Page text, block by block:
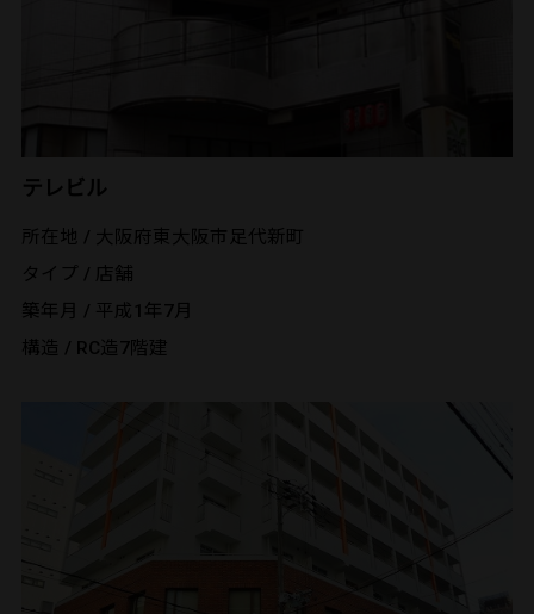
テレビル
所在地 / 大阪府東大阪市足代新町
タイプ / 店舗
築年月 / 平成1年7月
構造 / RC造7階建